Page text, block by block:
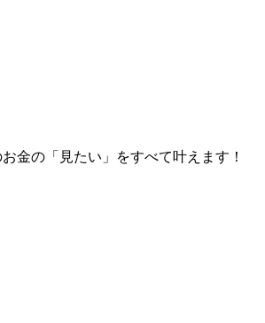
金の「見たい」をすべて叶えます！